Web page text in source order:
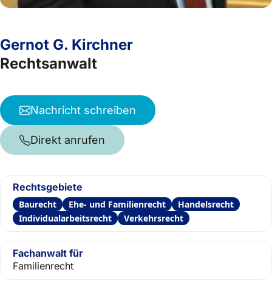
Gernot G. Kirchner
Rechtsanwalt
Nachricht schreiben
Direkt anrufen
Rechtsgebiete
Baurecht Ehe- und Familienrecht
Handelsrecht
Individualarbeitsrecht
Verkehrsrecht
Fachanwalt für
Familienrecht